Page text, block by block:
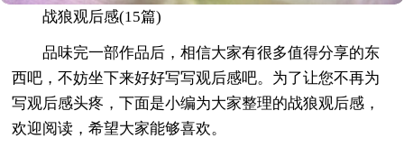
战狼观后感(15篇)
品味完一部作品后，相信大家有很多值得分享的东
西吧，不妨坐下来好好写写观后感吧。为了让您不再为
写观后感头疼，下面是小编为大家整理的战狼观后感，
欢迎阅读，希望大家能够喜欢。